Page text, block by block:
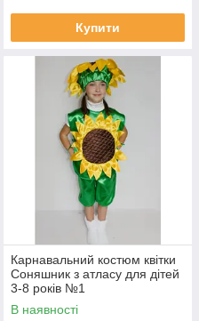
Купити
Карнавальний костюм квітки
Соняшник з атласу для дітей
3-8 років №1
В наявності